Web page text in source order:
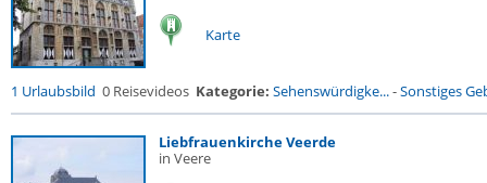
Karte
1 Urlaubsbild 0 Reisevideos Kategorie: Sehenswürdigke...-Sonstiges
Liebfrauenkirche Veerde
in Veere